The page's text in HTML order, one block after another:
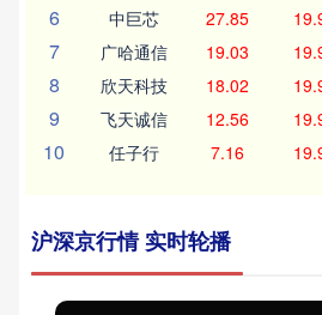
6 中巨芯 27.85
7 广哈通信 19.03
8 欣天科技 18.02
9 飞天诚信 12.56
10 任子行 7.16
沪深京行情 实时轮播